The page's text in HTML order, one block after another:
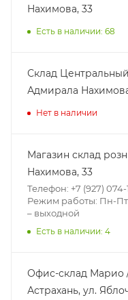
Нахимова, 33
Есть в наличии: 68
Склад Центральный
Адмирала
Нет в наличии
Магазин склад
Нахимова, 33
Телефон: +7 (927) 074-
Режим работы: Пн-Пт:
– выходной
Есть в наличии: 4
Офис-склад Марио /
Астрахань, ул.